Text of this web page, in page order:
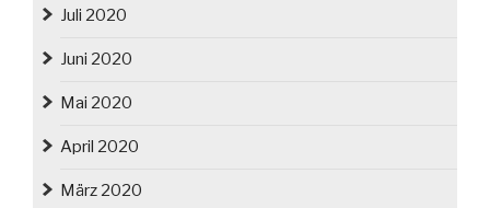
Juli 2020
Juni 2020
Mai 2020
April 2020
März 2020